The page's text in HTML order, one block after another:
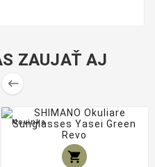
ZAUJAŤ AJ

Novinka
